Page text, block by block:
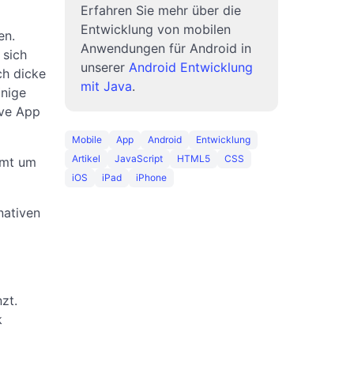
sich
dicke
App
um
Erfahren Sie mehr über die
Entwicklung von mobilen
Anwendungen für Android in
unserer Android Entwicklung
mit Java.
Mobile App Android
Entwicklung
Artikel
JavaScript HTML5
CSS
iOS
iPad iPhone